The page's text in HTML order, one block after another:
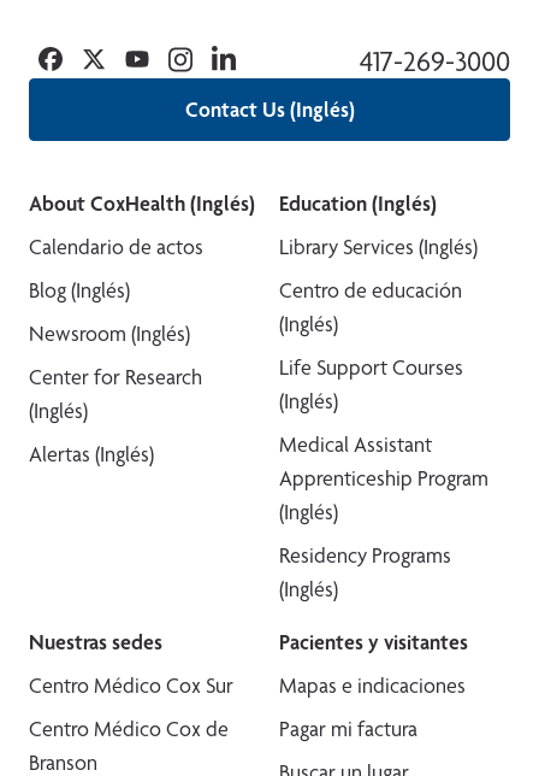
Contact Us (Inglés)
417-269-3000
Facebook
TwitterYouTubeInstagramLinkedin
About CoxHealth (Inglés)
Calendario de actos
Blog (Inglés)
Newsroom (Inglés)
Center for Research
(Inglés)
Alertas (Inglés)
Education (Inglés)
Library Services (Inglés)
Centro de educación
(Inglés)
Life Support Courses
(Inglés)
Medical Assistant
Apprenticeship Program
(Inglés)
Residency Programs
(Inglés)
Nuestras sedes
Centro Médico Cox Sur
Centro Médico Cox de
Branson
Pacientes y visitantes
Mapas e indicaciones
Pagar mi factura